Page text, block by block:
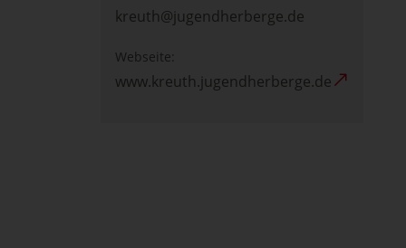
kreuth@jugendherberge.de
Webseite:
www.kreuth.jugendherberge.de